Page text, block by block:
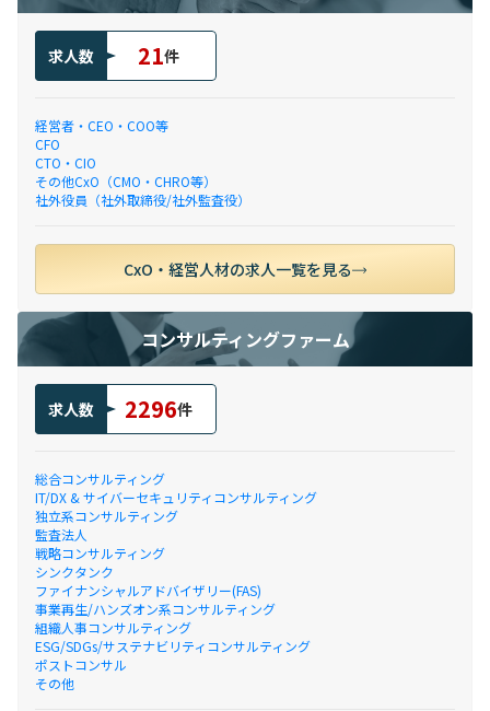
求人数 21件
経営者・CEO・COO等
CFO
CTO・CIO
その他CxO（CMO・CHRO等）
社外役員（社外取締役/社外監査役）
CxO・経営人材の求人一覧を見る
コンサルティングファーム
求人数 2296件
総合コンサルティング
IT/DX & サイバーセキュリティコンサルティング
独立系コンサルティング
監査法人
戦略コンサルティング
シンクタンク
ファイナンシャルアドバイザリー(FAS)
事業再生/ハンズオン系コンサルティング
組織人事コンサルティング
ESG/SDGs/サステナビリティコンサルティング
ポストコンサル
その他